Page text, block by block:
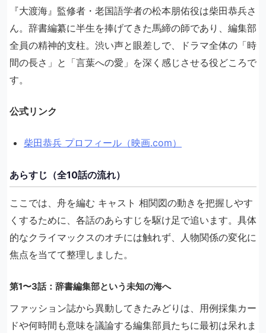
『大渡海』監修者・老国語学者の松本朋佑役は柴田恭兵さ
ん。辞書編纂に半生を捧げてきた馬締の師であり、編集部
全員の精神的支柱。渋い声と眼差しで、ドラマ全体の「時
間の長さ」と「言葉への愛」を深く感じさせる役どころで
す。
公式リンク
柴田恭兵 プロフィール（映画.com）
あらすじ（全10話の流れ）
ここでは、舟を編む キャスト 相関図の動きを把握しやす
くするために、各話のあらすじを駆け足で追います。具体
的なクライマックスのオチには触れず、人物関係の変化に
焦点を当てて整理しました。
第1〜3話：辞書編集部という未知の海へ
ファッション誌から異動してきたみどりは、用例採集カー
ドや何時間も意味を議論する編集部員たちに最初は呆れま